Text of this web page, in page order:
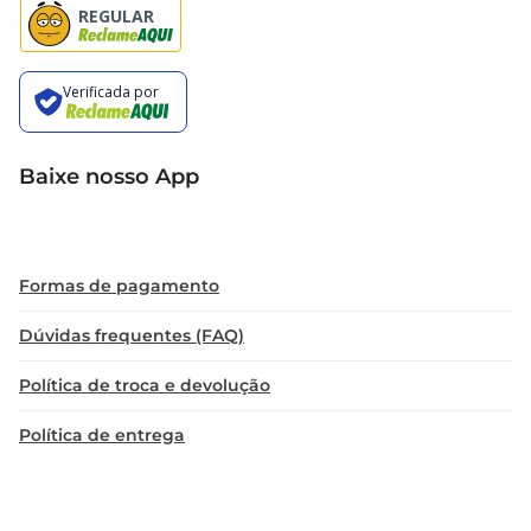
Baixe nosso App
Formas de pagamento
Dúvidas frequentes (FAQ)
Política de troca e devolução
Política de entrega